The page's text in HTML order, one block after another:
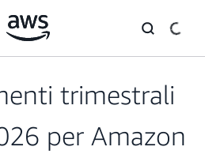
trimestrali
per Amazon